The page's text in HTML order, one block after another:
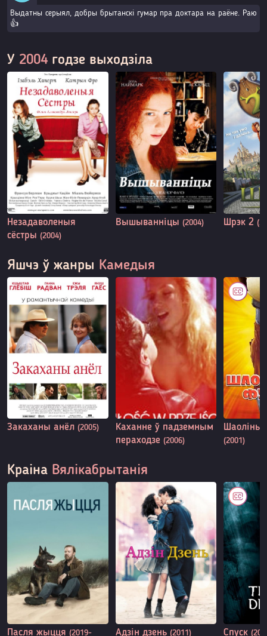
Выдатны серыял, добры брытанскі гумар пра доктара на раёне. Раю
👍
У 2004годзе выходзіла
Незадаволеныя
сёстры (2004)
Вышыванніцы (2004) Шрэк 2
Яшчэ ў жанры Камедыя
Закаханы анёл (2005)
Каханне ў падземным
пераходзе (2006) (2001)
Краіна Вялікабрытанія
Пасля жыцця (2019- Адзін дзень (2011) Спуск